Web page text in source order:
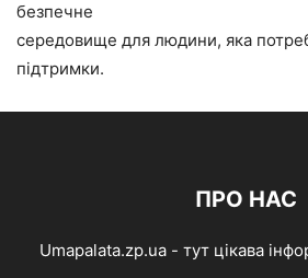
безпечне
середовище для людини, яка
підтримки.
ПРО НАС
Umapalata.zp.ua - тут цікава